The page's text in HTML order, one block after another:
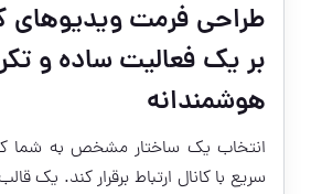
طراحی فرمت ویدیوهای
بر یک فعالیت ساده و
هوشمندانه
انتخاب یک ساختار مشخص به شما
سریع با کانال ارتباط برقرار کند. یک